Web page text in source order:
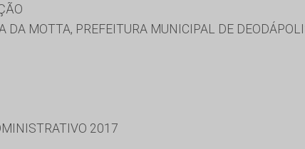
DA MOTTA, PREFEITURA MUNICIPAL DE
2017